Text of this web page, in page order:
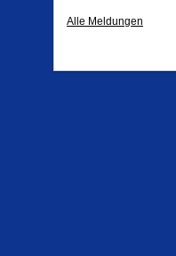
Alle Meldungen